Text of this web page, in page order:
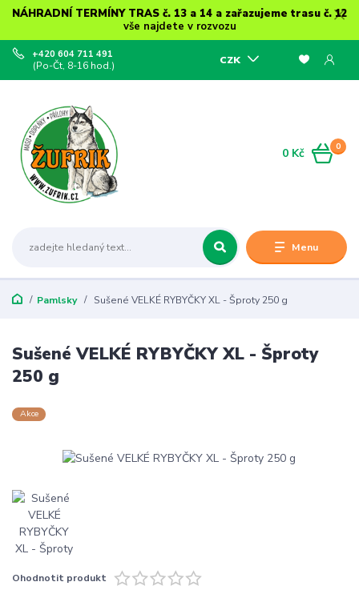
NÁHRADNÍ TERMÍNY TRAS č. 13 a 14 a zařazujeme trasu č. 12
vše najdete v rozvozu
Menu
CZK
+420 604 711 491
(Po-Čt, 8-16 hod.)
0
0 Kč
Pamlsky Sušené VELKÉ RYBYČKY XL - Šproty 250 g
Sušené VELKÉ RYBYČKY XL - Šproty
250 g
Akce
Ohodnotit produkt